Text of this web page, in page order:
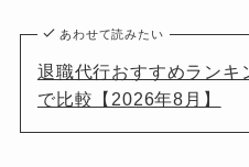
あわせて読みたい
退職代行おすすめランキ
で比較【2026年8月】